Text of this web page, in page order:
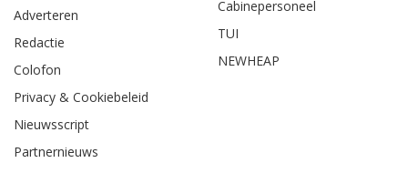
Adverteren
Redactie
Colofon
Privacy & Cookiebeleid
Nieuwsscript
Partnernieuws
Cabinepersoneel
TUI
NEWHEAP